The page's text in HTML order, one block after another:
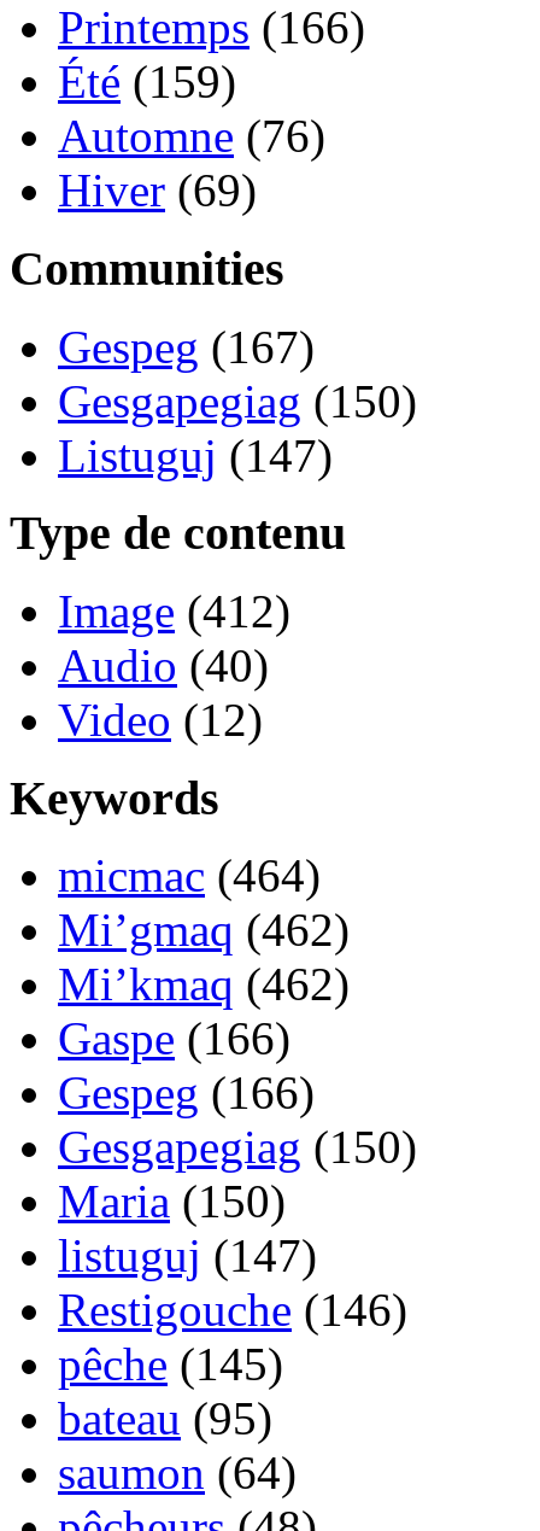
Printemps (166)
Été (159)
Automne (76)
Hiver (69)
Communities
Gespeg (167)
Gesgapegiag (150)
Listuguj (147)
Type de contenu
Image (412)
Audio (40)
Video (12)
Keywords
micmac (464)
Mi’gmaq (462)
Mi’kmaq (462)
Gaspe (166)
Gespeg (166)
Gesgapegiag (150)
Maria (150)
listuguj (147)
Restigouche (146)
pêche (145)
bateau (95)
saumon (64)